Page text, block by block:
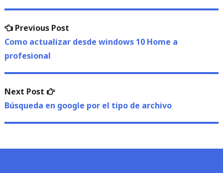
Navegación
de
entradas
Previous PostPrevious
post:
Como actualizar desde windows 10 Home a
profesional
Next Post
Next
post:
Búsqueda en google por el tipo de archivo